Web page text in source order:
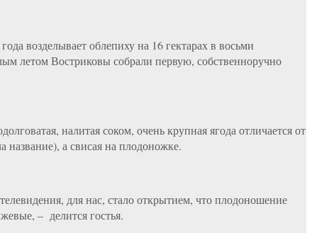
возделывает облепиху на 16 гектарах в восьми
летом Востриковы собрали первую, собственноручно
налитая соком, очень крупная ягода отличается от
название), а свисая на плодоножке.
для нас, стало открытием, что плодоношение
– делится гостья.